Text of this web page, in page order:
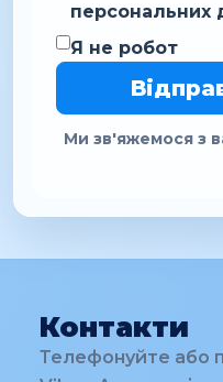
персональних
Я не робот
Ми зв'яжемося з
Контакти
Телефонуйте або